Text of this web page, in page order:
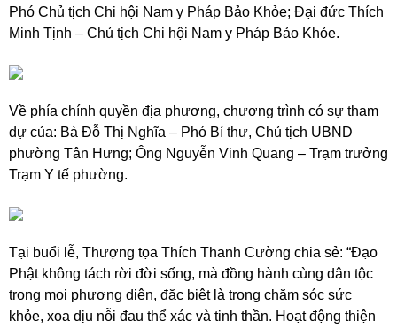
Phó Chủ tịch Chi hội Nam y Pháp Bảo Khỏe; Đại đức Thích
Minh Tịnh – Chủ tịch Chi hội Nam y Pháp Bảo Khỏe.
Về phía chính quyền địa phương, chương trình có sự tham
dự của: Bà Đỗ Thị Nghĩa – Phó Bí thư, Chủ tịch UBND
phường Tân Hưng; Ông Nguyễn Vinh Quang – Trạm trưởng
Trạm Y tế phường.
Tại buổi lễ, Thượng tọa Thích Thanh Cường chia sẻ: “Đạo
Phật không tách rời đời sống, mà đồng hành cùng dân tộc
trong mọi phương diện, đặc biệt là trong chăm sóc sức
khỏe, xoa dịu nỗi đau thể xác và tinh thần. Hoạt động thiện